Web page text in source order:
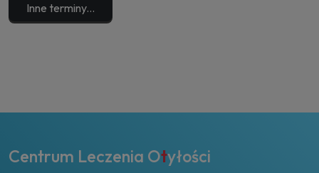
Inne terminy...
Centrum Leczenia Otyłości